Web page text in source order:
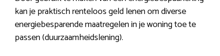
kan je praktisch renteloos geld lenen om diverse
energiebesparende maatregelen in je woning toe te
passen (duurzaamheidslening).